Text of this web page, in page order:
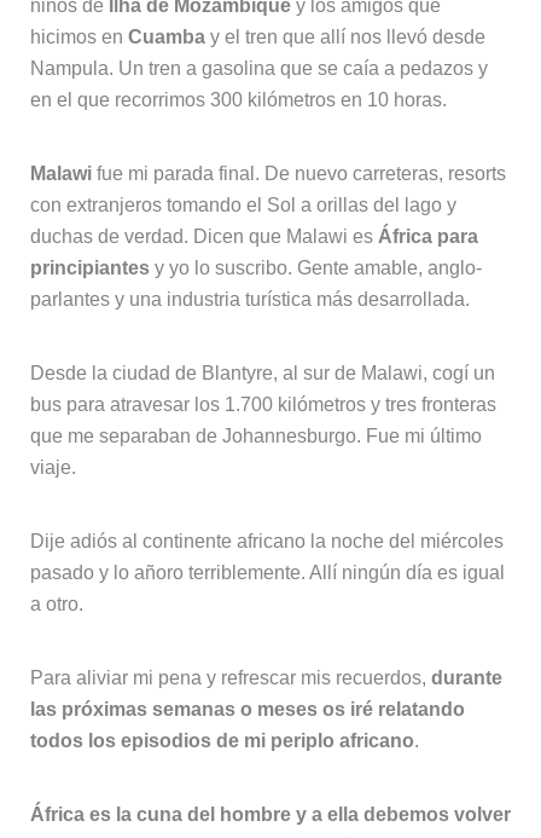
niños de
Ilha de Mozambiquey los amigos que
hicimos en Cuambay el tren que allí nos llevó desde
Nampula. Un tren a gasolina que se caía a pedazos y
en el que recorrimos 300 kilómetros en 10 horas.
Malawifue mi parada final. De nuevo carreteras, resorts
con extranjeros tomando el Sol a orillas del lago y
duchas de verdad. Dicen que Malawi es África para
principiantesy yo lo suscribo. Gente amable, anglo-
parlantes y una industria turística más desarrollada.
Desde la ciudad de Blantyre, al sur de Malawi, cogí un
bus para atravesar los 1.700 kilómetros y tres fronteras
que me separaban de Johannesburgo. Fue mi último
viaje.
Dije adiós al continente africano la noche del miércoles
pasado y lo añoro terriblemente. Allí ningún día es igual
a otro.
Para aliviar mi pena y refrescar mis recuerdos, durante
las próximas semanas o meses os iré relatando
todos los episodios de mi periplo africano.
África es la cuna del hombre y a ella debemos volver